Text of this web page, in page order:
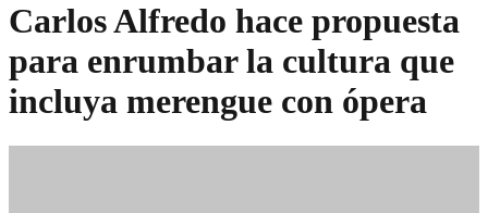
Carlos Alfredo hace propuesta
para enrumbar la cultura que
incluya merengue con ópera